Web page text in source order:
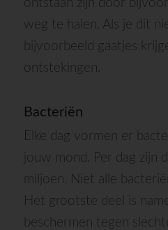
ontstaan zijn door
weg te halen. Als je dit
bijvoorbeeld gaatjes
ontstekingen.
Bacteriën
Elke dag vormen er
jouw mond. Per dag zijn
miljoen. Niet alle
Het grootste deel is
beschermen tegen